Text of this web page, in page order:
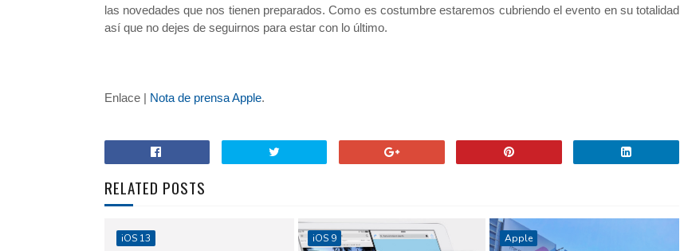
las novedades que nos tienen preparados. Como es costumbre estaremos cubriendo el evento en su totalidad
así que no dejes de seguirnos para estar con lo último.
Enlace | Nota de prensa Apple.
RELATED POSTS
iOS 13 iOS 9 Apple